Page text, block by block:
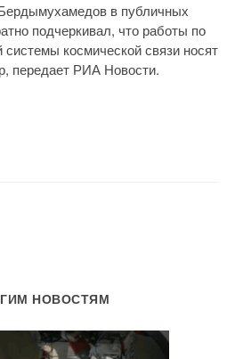
в публичных
подчеркивал, что работы по
космической связи носят
передает РИА Новости.
НОВОСТЯМ